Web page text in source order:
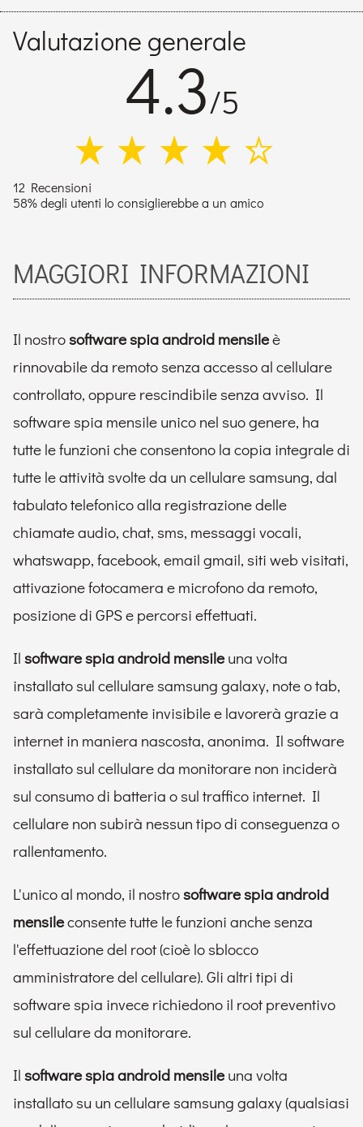
Valutazione generale
4.3/5
12 Recensioni
58% degli utenti lo consiglierebbe a un amico
MAGGIORI INFORMAZIONI
Il nostrosoftware spia android mensileè
rinnovabile da remoto senza accesso al cellulare
controllato, oppure rescindibile senza avviso. Il
software spia mensile unico nel suo genere, ha
tutte le funzioni che consentono la copia integrale di
tutte le attività svolte da un cellulare samsung, dal
tabulato telefonico alla registrazione delle
chiamate audio, chat, sms, messaggi vocali,
whatswapp, facebook, email gmail, siti web visitati,
attivazione fotocamera e microfono da remoto,
posizione di GPS e percorsi effettuati.
Il software spia android mensileuna volta
installato sul cellulare samsung galaxy, note o tab,
sarà completamente invisibile e lavorerà grazie a
internet in maniera nascosta, anonima. Il software
installato sul cellulare da monitorare non inciderà
sul consumo di batteria o sul traffico internet. Il
cellulare non subirà nessun tipo di conseguenza o
rallentamento.
L'unico al mondo, il nostrosoftware spia android
mensileconsente tutte le funzioni anche senza
l'effettuazione del root (cioè lo sblocco
amministratore del cellulare). Gli altri tipi di
software spia invece richiedono il root preventivo
sul cellulare da monitorare.
Il software spia android mensileuna volta
installato su un cellulare samsung galaxy (qualsiasi